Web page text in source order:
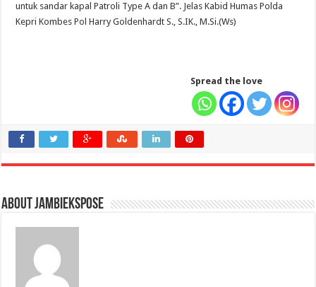
untuk sandar kapal Patroli Type A dan B”. Jelas Kabid Humas Polda
Kepri Kombes Pol Harry Goldenhardt S., S.IK., M.Si.(Ws)
Spread the love
About jambiekspose